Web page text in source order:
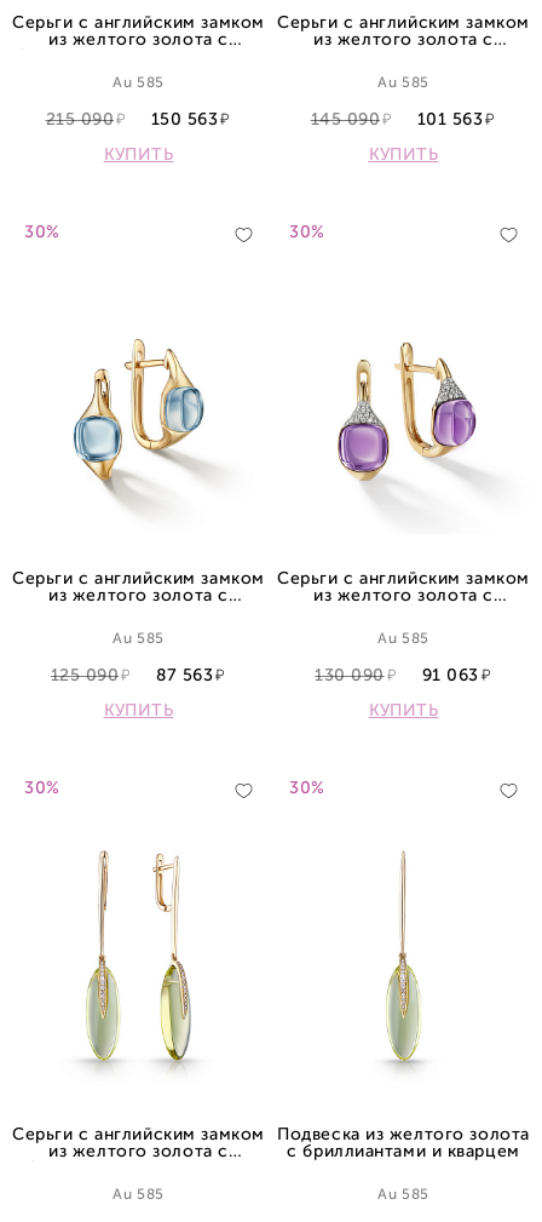
Серьги с английским замком
из желтого золота с
Au 585
215 090
150 563
КУПИТЬ
Серьги с английским замком
из желтого золота с
Au 585
145 090
101 563
КУПИТЬ
30%
Серьги с английским замком
из желтого золота с
Au 585
125 090
87 563
КУПИТЬ
30%
Серьги с английским замком
из желтого золота с
Au 585
130 090
91 063
КУПИТЬ
30%
Серьги с английским замком
из желтого золота с
Au 585
30%
Подвеска из желтого золота
с бриллиантами и кварцем
Au 585